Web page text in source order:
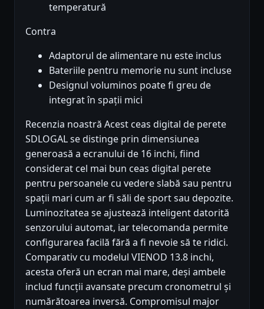
temperatură
Contra
Adaptorul de alimentare nu este inclus
Bateriile pentru memorie nu sunt incluse
Designul voluminos poate fi greu de
integrat în spații mici
Recenzia noastră Acest ceas digital de perete
SDLOGAL se distinge prin dimensiunea
generoasă a ecranului de 16 inchi, fiind
considerat cel mai bun ceas digital perete
pentru persoanele cu vedere slabă sau pentru
spații mari cum ar fi săli de sport sau depozite.
Luminozitatea se ajustează inteligent datorită
senzorului automat, iar telecomanda permite
configurarea facilă fără a fi nevoie să te ridici.
Comparativ cu modelul VIENOD 13.8 inchi,
acesta oferă un ecran mai mare, deși ambele
includ funcții avansate precum cronometrul și
numărătoarea inversă. Compromisul major